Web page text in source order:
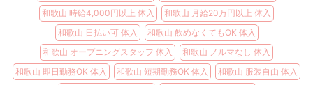
和歌山 時給4,000円以上 体入
和歌山 月給20万円以上 体入
和歌山 日払い可 体入
和歌山 飲めなくてもOK 体入
和歌山 オープニングスタッフ 体入
和歌山 ノルマなし 体入
和歌山 即日勤務OK 体入
和歌山 短期勤務OK 体入
和歌山 服装自由 体入